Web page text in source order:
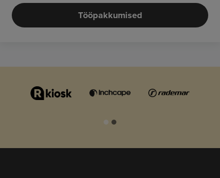
Tööpakkumised